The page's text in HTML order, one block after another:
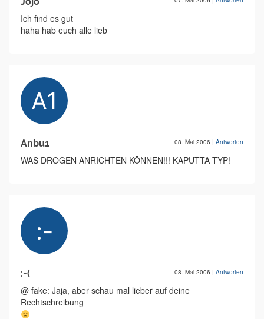
Ich find es gut
haha hab euch alle lieb
Anbu1 08. Mai 2006 | Antworten
WAS DROGEN ANRICHTEN KÖNNEN!!! KAPUTTA TYP!
:-( 08. Mai 2006 | Antworten
@ fake: Jaja, aber schau mal lieber auf deine
Rechtschreibung